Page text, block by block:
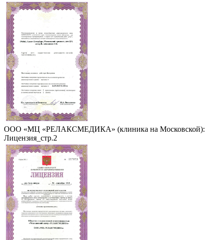
ООО «МЦ «РЕЛАКСМЕДИКА» (клиника на Московской):
Лицензия_стр.2